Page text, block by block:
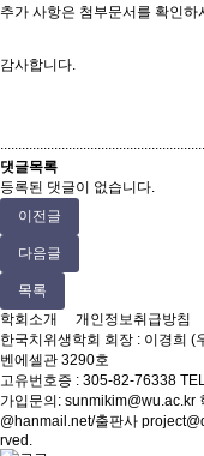
추가 사항은 첨부문서를 확인하
감사합니다.
댓글목록
등록된 댓글이 없습니다.
이전글
다음글
목록
학회소개
개인정보취급방침
한국치위생학회 회장 : 이경희 (
벤에셀관 3290호
고유번호증 : 305-82-76338
가입문의: sunmikim@wu.ac.kr
@hanmail.net/출판사
rved.